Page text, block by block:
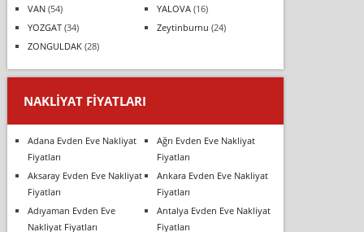
VAN(54) YALOVA(16)
YOZGAT(34) Zeytinburnu (24)
ZONGULDAK(28)
NAKLIYAT FIYATLARI
Adana Evden Eve Nakliyat
Fiyatları
Ağrı Evden Eve Nakliyat
Fiyatları
Aksaray Evden Eve Nakliyat
Fiyatları
Ankara Evden Eve Nakliyat
Fiyatları
Adıyaman Evden Eve
Nakliyat Fiyatları
Antalya Evden Eve Nakliyat
Fiyatları